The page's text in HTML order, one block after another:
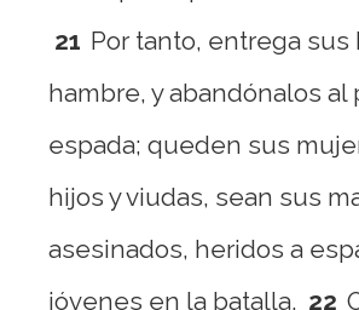
21 Por tanto, entrega sus
hambre, y abandónalos al
espada; queden sus
hijos y viudas, sean sus
asesinados, heridos a
jóvenes en la batalla. 22